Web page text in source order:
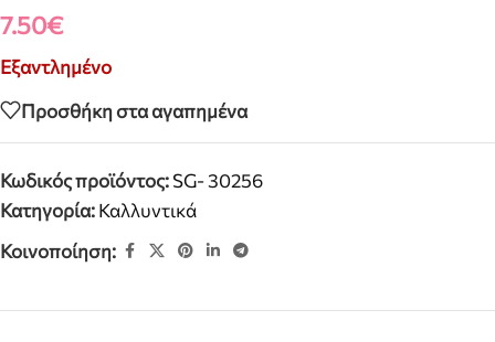
7.50€
Εξαντλημένο
Προσθήκη στα αγαπημένα
Κωδικός προϊόντος:SG- 30256
Κατηγορία:Καλλυντικά
Κοινοποίηση: